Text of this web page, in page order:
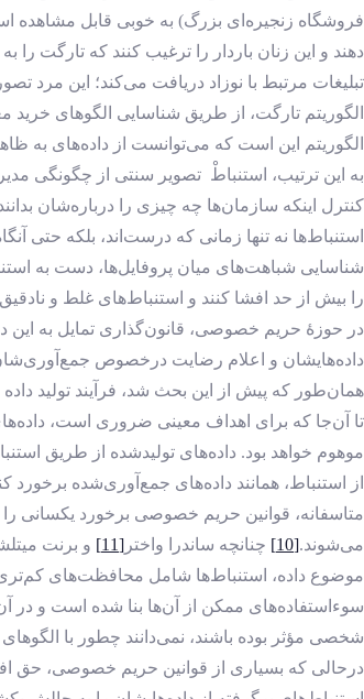
فروشگاه زنجیره‌ای بزرگ) به ‌خوبی قابل‌ مشاهده
دهند و این زنان باردار را ترغیب کنند که تارگت
تبلیغات مرتبط با نوزاد دریافت می‌کند؛ این مرد
الگوریتم تارگت، از طریق شناسایی الگوهای خرید
الگوریتم این است که می‌توانست از داده‌های به
به این ترتیب، استنباطْ تصویر سنتی از چگونگی
کنترل اینکه سازمان‌ها چه چیزی را درباره‌شان
استنباط‌ها نه‌ تنها زمانی که درست‌اند، بلکه
شناسایی شباهت‌های میان پروفایل‌ها، دست به
را بیش‌ از حد افشا کنند و استنباط‌های غلط و
در حوزۀ حریم خصوصی، قانون‌گذاری تمایل به این
داده‌هایشان و اعلام رضایت درخصوص جمع‌آوری‌شان
همان‌طور که پیش از این بحث شد، فرآیند تولید
تا آن‌جا که برای اهداف معینی ضروری است،
موهوم خواهد بود. داده‌های تولیدشده از طریق
از استنباط، همانند داده‌های جمع‌آوری‌شده برخورد
متاسفانه، قوانین حریم خصوصی برخورد یکسانی را
می‌شوند.[10] چنانچه ساندرا واختر [11] و برنت
موضوع داده، استنباط‌ها شامل محافظت‌های
سوءاستفاده‌های ممکن از آن‌ها بنا شده ‌است و در
شخصی مؤثر بوده باشند، نمی‌دانند چطور با
درحالی ‌که بسیاری از قوانین حریم خصوصی، حق